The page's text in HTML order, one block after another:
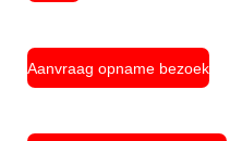
Aanvraag opname bezoek